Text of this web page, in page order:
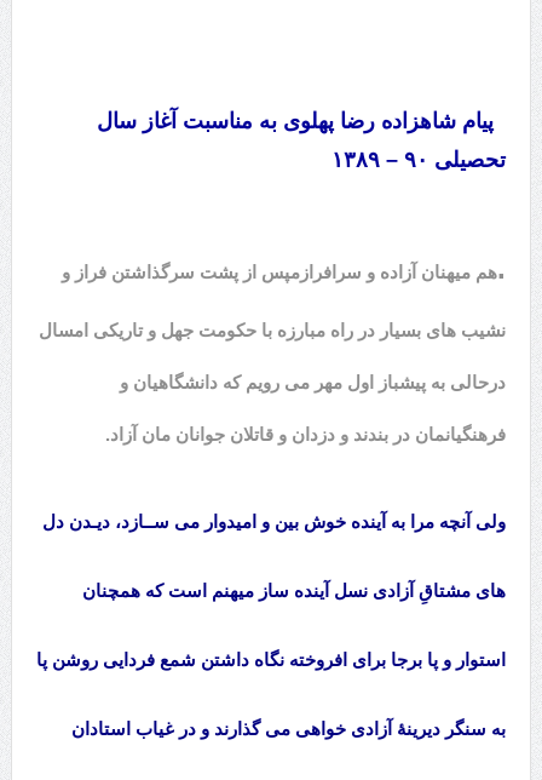
پیام شاهزاده رضا پهلوی به مناسبت آغاز سال
تحصیلی ۹۰ – ۱۳۸۹
.هم میهنان آزاده و سرافرازمپس از پشت سرگذاشتن فراز و
نشیب های بسیار در راه مبارزه با حکومت جهل و تاریکی امسال
درحالی به پیشباز اول مهر می رویم که دانشگاهیان و
فرهنگیانمان در بندند و دزدان و قاتلان جوانان مان آزاد.
ولی آنچه مرا به آینده خوش بین و امیدوار می ســازد، دیـدن دل
های مشتاقِ آزادی نسل آینده ساز میهنم است که همچنان
استوار و پا برجا برای افروخته نگاه داشتن شمع فردایی روشن پا
به سنگر دیرینۀ آزادی خواهی می گذارند و در غیاب استادان